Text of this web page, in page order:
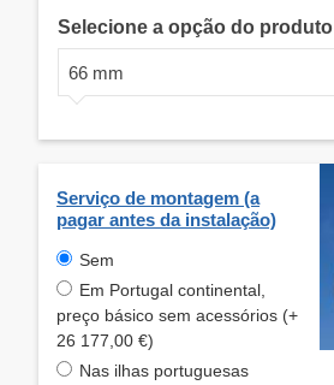
Selecione a opção do produto
66 mm
Serviço de montagem (a
pagar antes da instalação)
Sem
Em Portugal continental,
preço básico sem acessórios (+
26 177,00 €)
Nas ilhas portuguesas